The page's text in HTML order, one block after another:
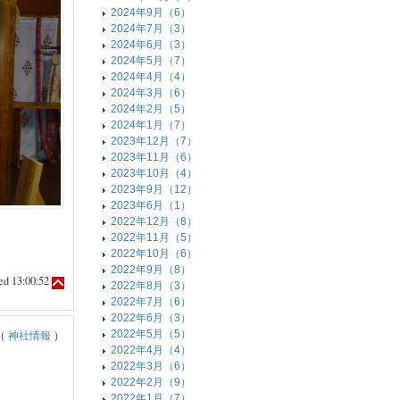
13:00:52
神社情報 ）
2024年9月（6）
2024年7月（3）
2024年6月（3）
2024年5月（7）
2024年4月（4）
2024年3月（6）
2024年2月（5）
2024年1月（7）
2023年12月（7）
2023年11月（6）
2023年10月（4）
2023年9月（12）
2023年6月（1）
2022年12月（8）
2022年11月（5）
2022年10月（6）
2022年9月（8）
2022年8月（3）
2022年7月（6）
2022年6月（3）
2022年5月（5）
2022年4月（4）
2022年3月（6）
2022年2月（9）